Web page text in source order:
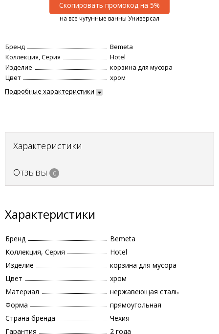
Скопировать промокод на 5%
на все чугунные ванны Универсал
Бренд
Bemeta
Коллекция, Серия
Hotel
Изделие
корзина для мусора
Цвет
хром
Подробные характеристики
Характеристики
Отзывы 0
Характеристики
Бренд
Bemeta
Коллекция, Серия
Hotel
Изделие
корзина для мусора
Цвет
хром
Материал
нержавеющая сталь
Форма
прямоугольная
Страна бренда
Чехия
Гарантия
2 года